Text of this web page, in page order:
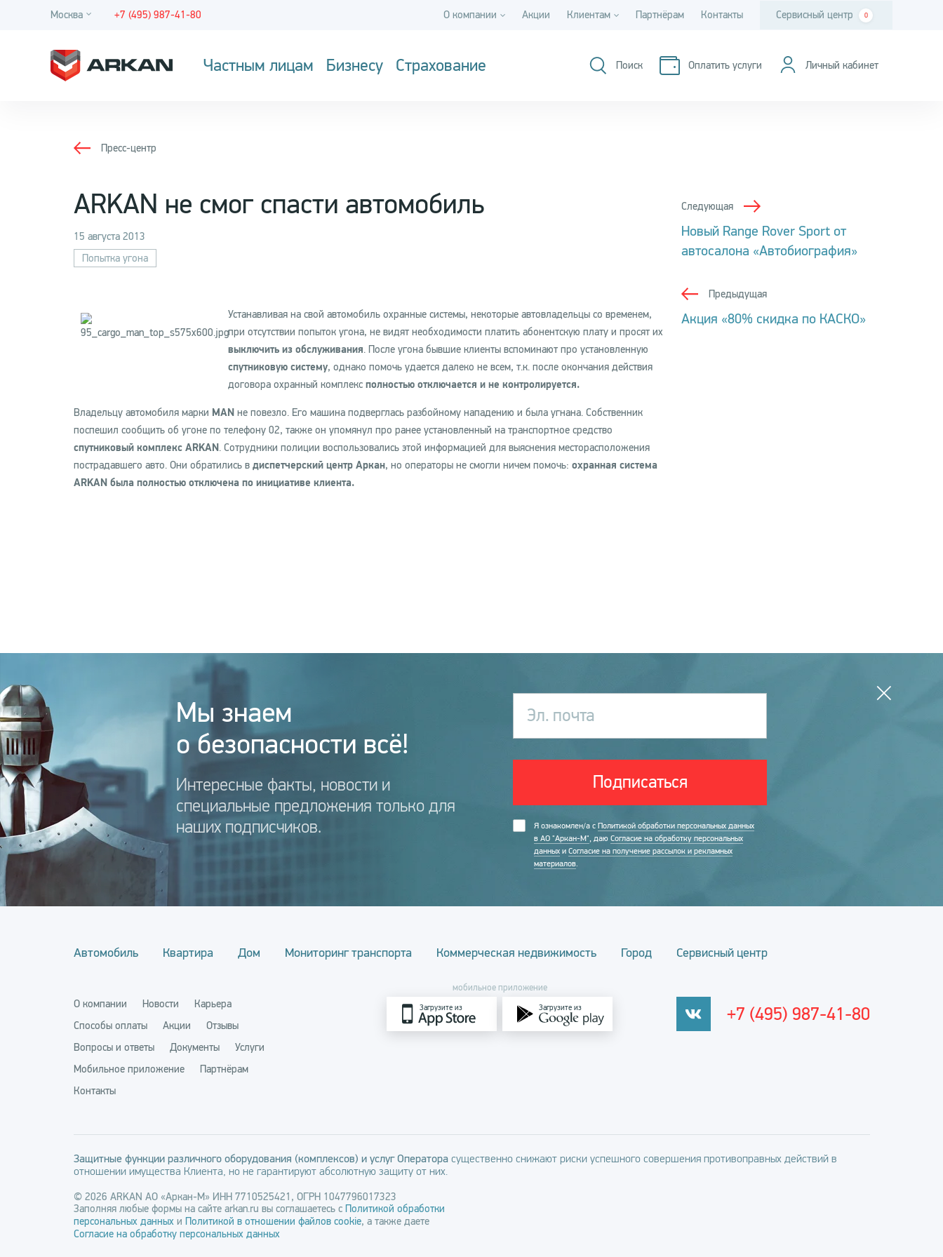
Москва +7 (495) 987-41-80 О компании Акции Клиентам Партнёрам Контакты Сервисный центр 0
Частным лицам Бизнесу Страхование Поиск Оплатить услуги Личный кабинет
Пресс-центр
ARKAN не смог спасти автомобиль
15 августа 2013
Попытка угона
Устанавливая на свой автомобиль охранные системы, некоторые автовладельцы со временем,
при отсутствии попыток угона, не видят необходимости платить абонентскую плату и просят их
выключить из обслуживания. После угона бывшие клиенты вспоминают про установленную
спутниковую систему, однако помочь удается далеко не всем, т.к. после окончания действия
договора охранный комплекс полностью отключается и не контролируется.
Владельцу автомобиля марки MANне повезло. Его машина подверглась разбойному нападению и была угнана. Собственник
поспешил сообщить об угоне по телефону 02, также он упомянул про ранее установленный на транспортное средство
спутниковый комплекс ARKAN. Сотрудники полиции воспользовались этой информацией для выяснения месторасположения
пострадавшего авто. Они обратились в диспетчерский центр Аркан, но операторы не смогли ничем помочь: охранная система
ARKAN была полностью отключена по инициативе клиента.
Следующая
Новый Range Rover Sport от
автосалона «Автобиография»
Предыдущая
Акция «80% скидка по КАСКО»
Мы знаем
о безопасности всё!
Интересные факты, новости и
специальные предложения только для
наших подписчиков.
Эл. почта
Подписаться
Я ознакомлен/а с Политикой обработки персональных данных
в АО "Аркан-М", даю Согласие на обработку персональных
данных и Согласие на получение рассылок и рекламных
материалов.
Автомобиль Квартира Дом Мониторинг транспорта Коммерческая недвижимость Город Сервисный центр
О компании Новости
Карьера
Способы оплаты
Акции
Отзывы
Вопросы и ответы
Документы
Услуги
Мобильное приложение
Партнёрам
Контакты
мобильное приложение
Загрузите из Загрузите из +7 (495) 987-41-80
Защитные функции различного оборудования (комплексов) и услуг Оператора существенно снижают риски успешного совершения противоправных действий в
отношении имущества Клиента, но не гарантируют абсолютную защиту от них.
© 2026 ARKAN АО «Аркан-М» ИНН 7710525421, ОГРН 1047796017323
Заполняя любые формы на сайте arkan.ru вы соглашаетесь сПолитикой обработки
персональных данных и Политикой в отношении файлов cookie, а также даете
Согласие на обработку персональных данных